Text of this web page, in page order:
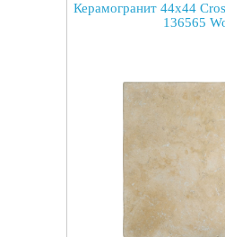
Керамогранит 44x44
136565